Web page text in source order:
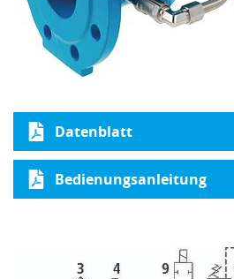
Datenblatt
Bedienungsanleitung